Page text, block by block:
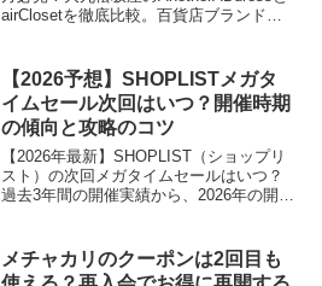
airClosetを徹底比較。百貨店ブランドで
最適なファッションサブスクの選び方を
プロの視点で解説します。
【2026予想】SHOPLISTメガタ
イムセール次回はいつ？開催時期
の傾向と攻略のコツ
【2026年最新】SHOPLIST（ショップリ
スト）の次回メガタイムセールはいつ？
過去3年間の開催実績から、2026年の開催
後に即完売する「超目玉アイテム」を確
実にゲットする攻略法を伝授します。
メチャカリのクーポンは2回目も